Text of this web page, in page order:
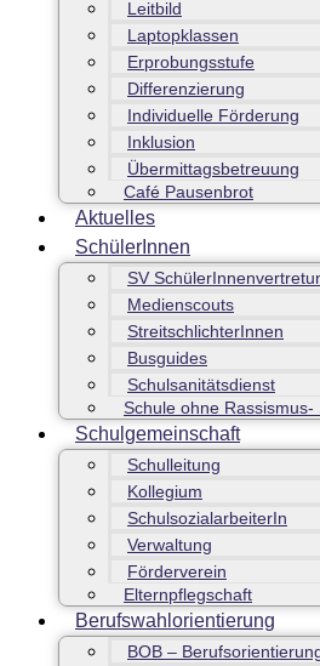
Leitbild
Laptopklassen
Erprobungsstufe
Differenzierung
Individuelle Förderung
Inklusion
Übermittagsbetreuung
Café Pausenbrot
Aktuelles
SchülerInnen
SV
Medienscouts
StreitschlichterInnen
Busguides
Schulsanitätsdienst
Schule ohne
Schulgemeinschaft
Schulleitung
Kollegium
SchulsozialarbeiterIn
Verwaltung
Förderverein
Elternpflegschaft
Berufswahlorientierung
BOB –